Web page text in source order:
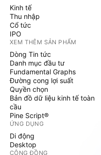
Kinh tế
Thu nhập
Cổ tức
IPO
XEM THÊM SẢN PHẨM
Dòng Tin tức
Danh mục đầu tư
Fundamental Graphs
Đường cong lợi suất
Quyền chọn
Bản đồ dữ liệu kinh tế toàn
cầu
Pine Script®
ỨNG DỤNG
Di động
Desktop
CỘNG ĐỒNG